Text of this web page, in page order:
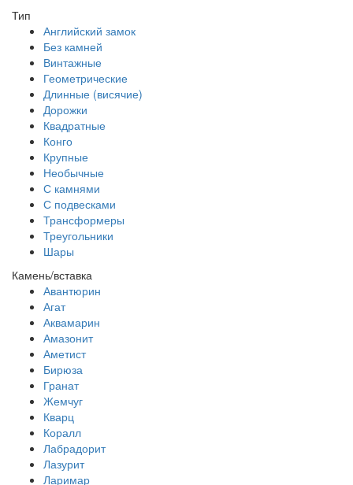
Тип
Английский замок
Без камней
Винтажные
Геометрические
Длинные (висячие)
Дорожки
Квадратные
Конго
Крупные
Необычные
С камнями
С подвесками
Трансформеры
Треугольники
Шары
Камень/вставка
Авантюрин
Агат
Аквамарин
Амазонит
Аметист
Бирюза
Гранат
Жемчуг
Кварц
Коралл
Лабрадорит
Лазурит
Ларимар